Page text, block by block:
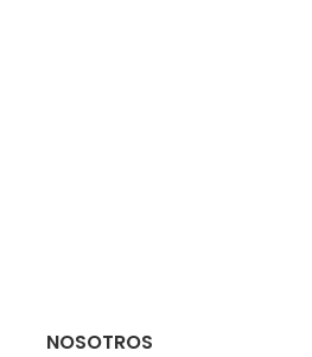
NOSOTROS